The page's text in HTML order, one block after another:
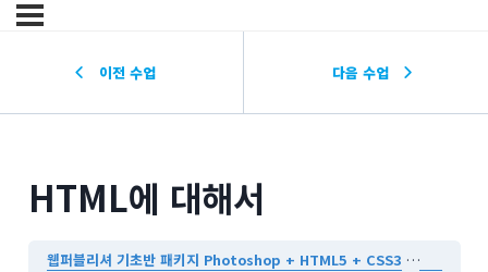
이전 수업 다음 수업
HTML에 대해서
웹퍼블리셔 기초반 패키지 Photoshop + HTML5 + CSS3 HTML에